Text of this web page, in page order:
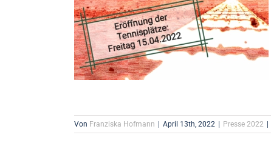
Von Franziska Hofmann April 13th, 2022 Presse 2022